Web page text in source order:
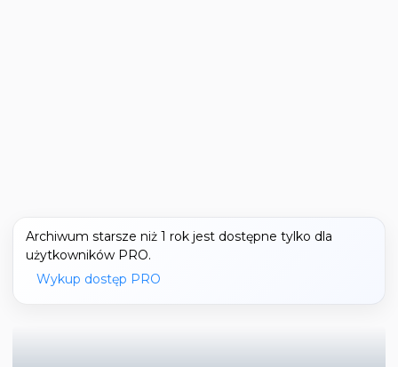
Archiwum starsze niż 1 rok jest dostępne tylko dla
użytkowników PRO.
Wykup dostęp PRO